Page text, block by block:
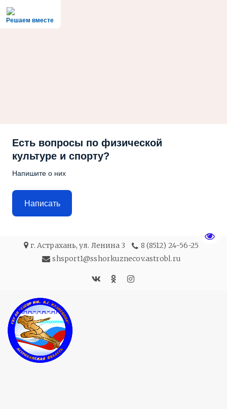
Решаем вместе
Есть вопросы по физической
культуре и спорту?
Напишите о них
Написать
г. Астрахань,ул. Ленина 3
8 (8512) 24-56-25
shsport1@sshorkuznecov.astrobl.ru